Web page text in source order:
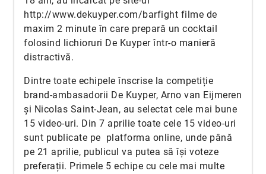
http://www.dekuyper.com/barfight filme de
maxim 2 minute în care prepară un cocktail
folosind lichioruri De Kuyper într-o manieră
distractivă.
Dintre toate echipele înscrise la competiție
brand-ambasadorii De Kuyper, Arno van Eijmeren
și Nicolas Saint-Jean, au selectat cele mai bune
15 video-uri. Din 7 aprilie toate cele 15 video-uri
sunt publicate pe platforma online, unde până
pe 21 aprilie, publicul va putea să își voteze
preferații. Primele 5 echipe cu cele mai multe